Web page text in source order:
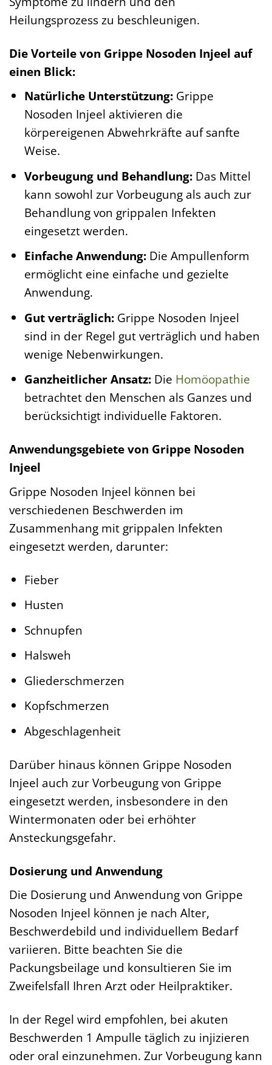
Heilungsprozess zu beschleunigen.
Die Vorteile von Grippe Nosoden Injeel auf
einen Blick:
Natürliche Unterstützung:Grippe
Nosoden Injeel aktivieren die
körpereigenen Abwehrkräfte auf sanfte
Weise.
Vorbeugung und Behandlung:Das Mittel
kann sowohl zur Vorbeugung als auch zur
Behandlung von grippalen Infekten
eingesetzt werden.
Einfache Anwendung:Die Ampullenform
ermöglicht eine einfache und gezielte
Anwendung.
Gut verträglich:Grippe Nosoden Injeel
sind in der Regel gut verträglich und haben
wenige Nebenwirkungen.
Ganzheitlicher Ansatz:Die Homöopathie
betrachtet den Menschen als Ganzes und
berücksichtigt individuelle Faktoren.
Anwendungsgebiete von Grippe Nosoden
Injeel
Grippe Nosoden Injeel können bei
verschiedenen Beschwerden im
Zusammenhang mit grippalen Infekten
eingesetzt werden, darunter:
Fieber
Husten
Schnupfen
Halsweh
Gliederschmerzen
Kopfschmerzen
Abgeschlagenheit
Darüber hinaus können Grippe Nosoden
Injeel auch zur Vorbeugung von Grippe
eingesetzt werden, insbesondere in den
Wintermonaten oder bei erhöhter
Ansteckungsgefahr.
Dosierung und Anwendung
Die Dosierung und Anwendung von Grippe
Nosoden Injeel können je nach Alter,
Beschwerdebild und individuellem Bedarf
variieren. Bitte beachten Sie die
Packungsbeilage und konsultieren Sie im
Zweifelsfall Ihren Arzt oder Heilpraktiker.
In der Regel wird empfohlen, bei akuten
Beschwerden 1 Ampulle täglich zu injizieren
oder oral einzunehmen. Zur Vorbeugung kann